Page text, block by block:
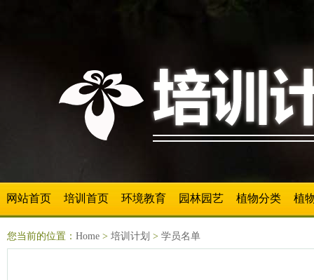
网站首页 培训首页 环境教育 园林园艺 植物分类 植
您当前的位置： Home > 培训计划 > 学员名单